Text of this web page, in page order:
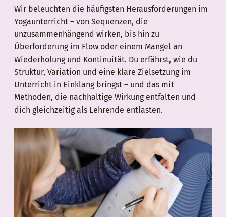
Wir beleuchten die häufigsten Herausforderungen im
Yogaunterricht – von Sequenzen, die
unzusammenhängend wirken, bis hin zu
Überforderung im Flow oder einem Mangel an
Wiederholung und Kontinuität. Du erfährst, wie du
Struktur, Variation und eine klare Zielsetzung im
Unterricht in Einklang bringst – und das mit
Methoden, die nachhaltige Wirkung entfalten und
dich gleichzeitig als Lehrende entlasten.